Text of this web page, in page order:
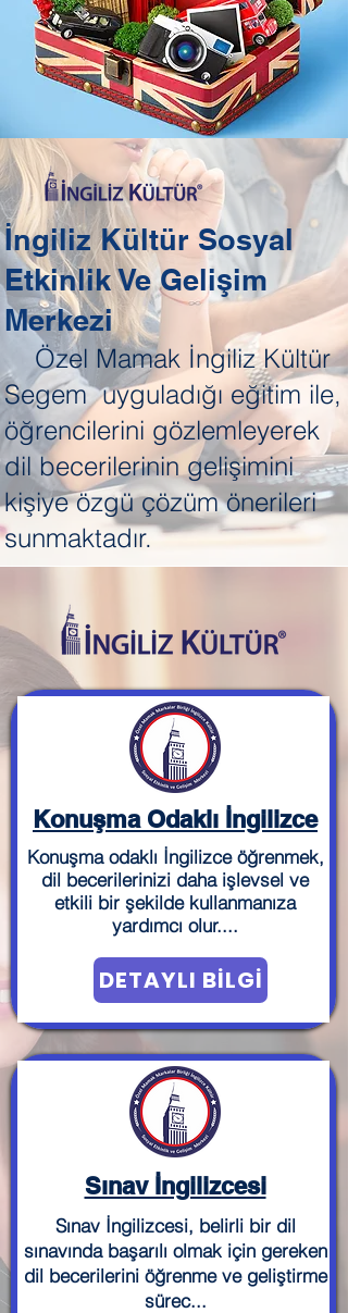
İngiliz Kültür Sosyal
Etkinlik Ve Gelişim
Merkezi
Özel Mamak İngiliz Kültür
Segem uyguladığı eğitim ile,
öğrencilerini gözlemleyerek
dil becerilerinin gelişimini
kişiye özgü çözüm önerileri
sunmaktadır.
Konuşma Odaklı İngilizce
Konuşma odaklı İngilizce öğrenmek,
dil becerilerinizi daha işlevsel ve
etkili bir şekilde kullanmanıza
yardımcı olur....
DETAYLI BİLGİ
Sınav İngilizcesi
Sınav İngilizcesi, belirli bir dil
sınavında başarılı olmak için gereken
dil becerilerini öğrenme ve geliştirme
sürec...